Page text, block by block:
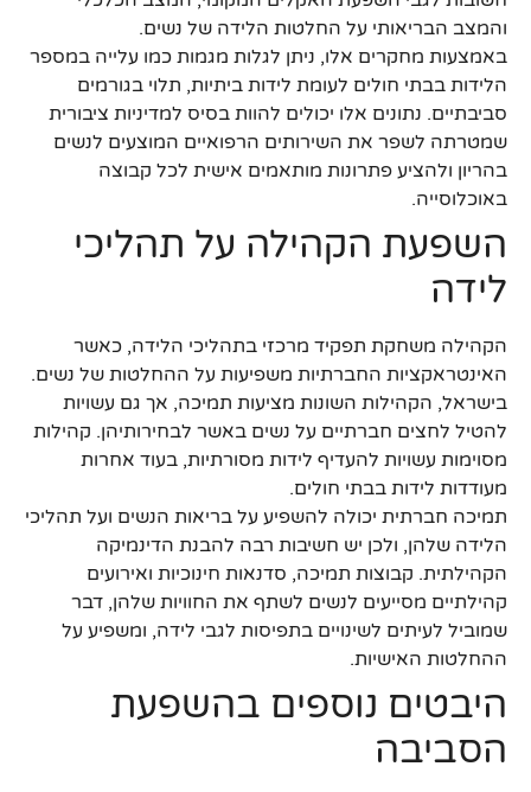
והמצב הבריאותי על החלטות הלידה של נשים.
באמצעות מחקרים אלו, ניתן לגלות מגמות כמו עלייה במספר
הלידות בבתי חולים לעומת לידות ביתיות, תלוי בגורמים
סביבתיים. נתונים אלו יכולים להוות בסיס למדיניות ציבורית
שמטרתה לשפר את השירותים הרפואיים המוצעים לנשים
בהריון ולהציע פתרונות מותאמים אישית לכל קבוצה
באוכלוסייה.
השפעת הקהילה על תהליכי
לידה
הקהילה משחקת תפקיד מרכזי בתהליכי הלידה, כאשר
האינטראקציות החברתיות משפיעות על ההחלטות של נשים.
בישראל, הקהילות השונות מציעות תמיכה, אך גם עשויות
להטיל לחצים חברתיים על נשים באשר לבחירותיהן. קהילות
מסוימות עשויות להעדיף לידות מסורתיות, בעוד אחרות
מעודדות לידות בבתי חולים.
תמיכה חברתית יכולה להשפיע על בריאות הנשים ועל תהליכי
הלידה שלהן, ולכן יש חשיבות רבה להבנת הדינמיקה
הקהילתית. קבוצות תמיכה, סדנאות חינוכיות ואירועים
קהילתיים מסייעים לנשים לשתף את החוויות שלהן, דבר
שמוביל לעיתים לשינויים בתפיסות לגבי לידה, ומשפיע על
ההחלטות האישיות.
היבטים נוספים בהשפעת
הסביבה